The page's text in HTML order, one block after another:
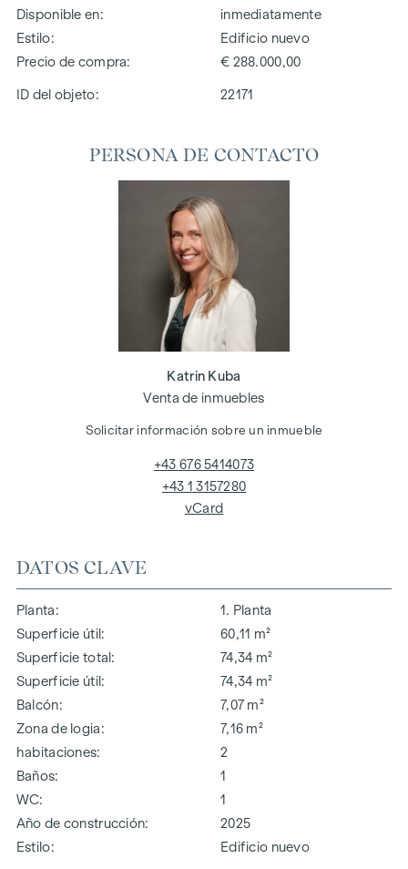
Disponible en
inmediatamente
Estilo
Edificio nuevo
Precio de compra
€ 288.000,00
ID del objeto: 22171
DATOS CLAVE
Planta
1. Planta
Superficie útil
60,11 m²
Superficie total
74,34 m²
Superficie útil
74,34 m²
Balcón
7,07 m²
Zona de logia
7,16 m²
habitaciones
2
Baños
1
WC
1
Año de construcción
2025
Estilo
Edificio nuevo
PERSONA DE CONTACTO
Katrin Kuba
Venta de inmuebles
Solicitar información sobre un inmueble
+43 676 5414073
+43 1 3157280
vCard